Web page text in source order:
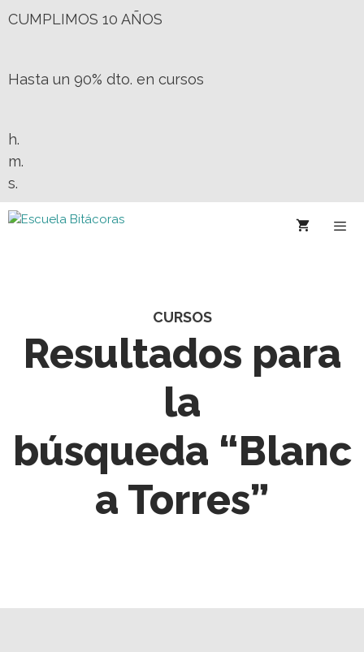
CUMPLIMOS 10 AÑOS
Hasta un 90% dto. en cursos
h.
m.
s.
CURSOS
Resultados para
la
búsqueda “Blanc
a Torres”